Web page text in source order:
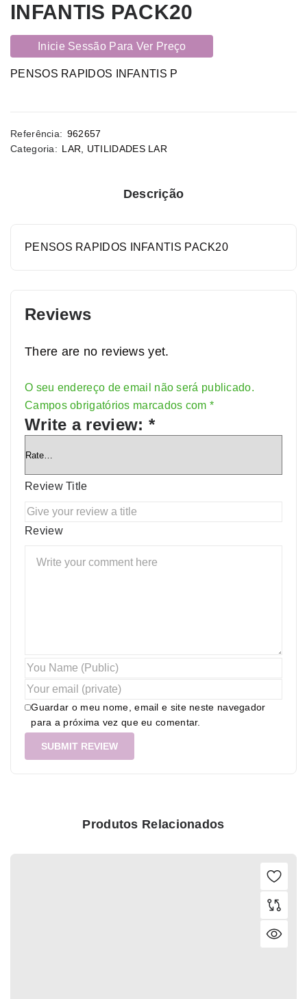
INFANTIS PACK20
Inicie Sessão Para Ver Preço
PENSOS RAPIDOS INFANTIS P
Referência: 962657
Categoria: LAR UTILIDADES LAR
Descrição
PENSOS RAPIDOS INFANTIS PACK20
Reviews
There are no reviews yet.
O seu endereço de email não será publicado.
Campos obrigatórios marcados com *
Write a review: *
Review Title
Review
Guardar o meu nome, email e site neste navegador
para a próxima vez que eu comentar.
Alternative:
Produtos Relacionados